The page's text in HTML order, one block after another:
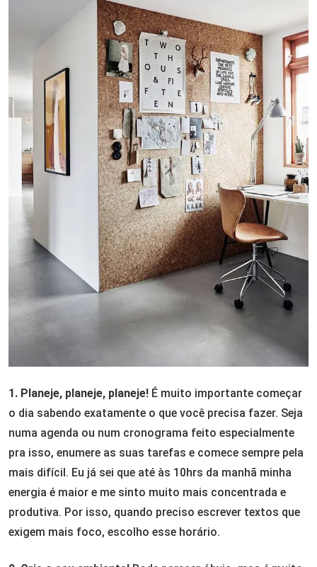
1. Planeje, planeje, planeje! É muito importante começar
o dia sabendo exatamente o que você precisa fazer. Seja
numa agenda ou num cronograma feito especialmente
pra isso, enumere as suas tarefas e comece sempre pela
mais difícil. Eu já sei que até às 10hrs da manhã minha
energia é maior e me sinto muito mais concentrada e
produtiva. Por isso, quando preciso escrever textos que
exigem mais foco, escolho esse horário.